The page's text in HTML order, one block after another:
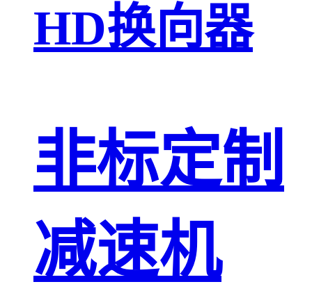
HD换向器
非标定制
减速机